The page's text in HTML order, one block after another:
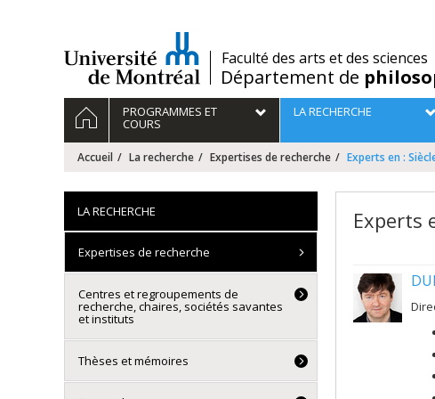
/Faculté des arts et des sciences
Département de
Navigation
principale
ACCUEILPROGRAMMES ET
COURS
LA RECHERCHE
Accueil La recherche Expertises de recherche Experts en :
Experts
LA RECHERCHE
Expertises de recherche
Centres et regroupements de
recherche, chaires, sociétés savantes
et instituts
Thèses et mémoires